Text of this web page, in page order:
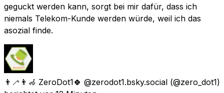
geguckt werden kann, sorgt bei mir dafür, dass ich
niemals Telekom-Kunde werden würde, weil ich das
asozial finde.
👨‍🦯👨‍🦽 ZeroDot1🍀 @zerodot1.bsky.social (@zero_dot1)